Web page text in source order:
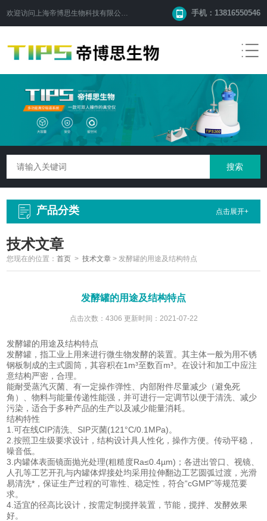
欢迎访问 上海帝博思生物科技有限公司 手机：13816550546
产品分类 点击展开+
技术文章
您现在的位置：首页 >技术文章 > 发酵罐的用途及结构特点
发酵罐的用途及结构特点
点击次数：4306 更新时间：2021-07-22
发酵罐的用途及结构特点
发酵罐，指工业上用来进行微生物发酵的装置。其主体一般为用不锈
钢板制成的主式圆筒，其容积在1m³至数百m³。在设计和加工中应注
意结构严密，合理。
能耐受蒸汽灭菌、有一定操作弹性、内部附件尽量减少（避免死
角）、物料与能量传递性能强，并可进行一定调节以便于清洗、减少
污染，适合于多种产品的生产以及减少能量消耗。
结构特性
1.可在线CIP清洗、SIP灭菌(121°C/0.1MPa)。
2.按照卫生级要求设计，结构设计具人性化，操作方便。传动平稳，
噪音低。
3.内罐体表面镜面抛光处理(粗糙度Ra≤0.4µm)；各进出管口、视镜、
人孔等工艺开孔与内罐体焊接处均采用拉伸翻边工艺圆弧过渡，光滑
易清洗*，保证生产过程的可靠性、稳定性，符合“cGMP”等规范要
求。
4.适宜的径高比设计，按需定制搅拌装置，节能，搅拌、发酵效果
好。